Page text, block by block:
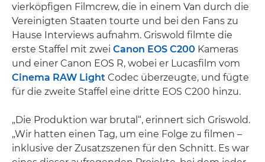
vierköpfigen Filmcrew, die in einem Van durch die
Vereinigten Staaten tourte und bei den Fans zu
Hause Interviews aufnahm. Griswold filmte die
erste Staffel mit zwei Canon EOS C200 Kameras
und einer Canon EOS R, wobei er Lucasfilm vom
Cinema RAW Light Codec überzeugte, und fügte
für die zweite Staffel eine dritte EOS C200 hinzu.
„Die Produktion war brutal“, erinnert sich Griswold.
„Wir hatten einen Tag, um eine Folge zu filmen –
inklusive der Zusatzszenen für den Schnitt. Es war